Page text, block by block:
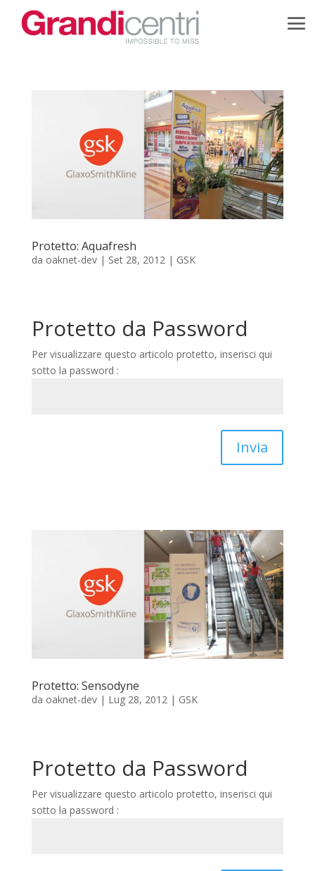
Protetto: Aquafresh
da oaknet-dev| Set 28, 2012| GSK
Protetto da Password
Per visualizzare questo articolo protetto, inserisci qui
sotto la password :
Invia
Protetto: Sensodyne
da oaknet-dev| Lug 28, 2012| GSK
Protetto da Password
Per visualizzare questo articolo protetto, inserisci qui
sotto la password :